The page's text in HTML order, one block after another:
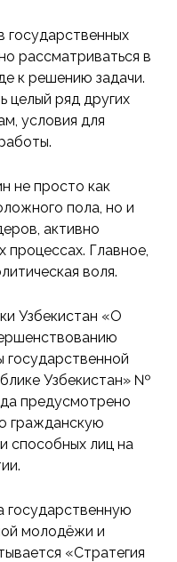
государственных
рассматриваться в
к решению задачи.
целый ряд других
условия для
не просто как
пола, но и
активно
Главное,
воля.
Узбекистан «О
государственной
Узбекистан» №
предусмотрено
гражданскую
способных лиц на
государственную
молодёжи и
«Стратегия